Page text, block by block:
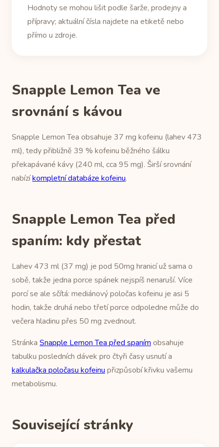
Hodnoty se mohou lišit podle šarže, prodejny a
přípravy; aktuální čísla najdete na etiketě nebo
přímo u zdroje.
Snapple Lemon Tea ve
srovnání s kávou
Snapple Lemon Tea obsahuje 37 mg kofeinu (lahev 473
ml), tedy přibližně 39 % kofeinu běžného šálku
překapávané kávy (240 ml, cca 95 mg). Širší srovnání
nabízíkompletní databáze kofeinu.
Snapple Lemon Tea před
spaním: kdy přestat
Lahev 473 ml (37 mg) je pod 50mg hranicí už sama o
sobě, takže jedna porce spánek nejspíš nenaruší. Více
porcí se ale sčítá: mediánový poločas kofeinu je asi 5
hodin, takže druhá nebo třetí porce odpoledne může do
večera hladinu přes 50 mg zvednout.
Stránka Snapple Lemon Tea před spaním obsahuje
tabulku posledních dávek pro čtyři časy usnutí a
kalkulačka poločasu kofeinu přizpůsobí křivku vašemu
metabolismu.
Související stránky